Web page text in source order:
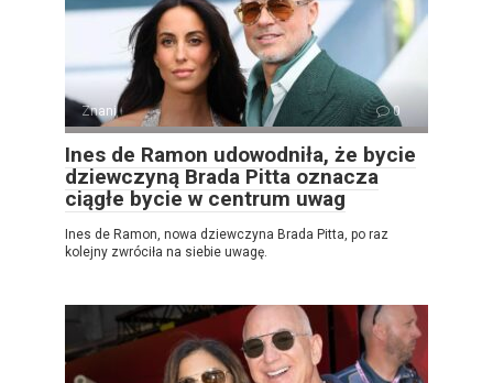
Znani 0
Ines de Ramon udowodniła, że ​​bycie
dziewczyną Brada Pitta oznacza
ciągłe bycie w centrum uwag
Ines de Ramon, nowa dziewczyna Brada Pitta, po raz
kolejny zwróciła na siebie uwagę.